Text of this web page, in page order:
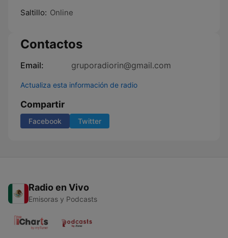
Saltillo: Online
Contactos
Email: gruporadiorin@gmail.com
Actualiza esta información de radio
Compartir
Facebook Twitter
Radio en Vivo
Emisoras y Podcasts